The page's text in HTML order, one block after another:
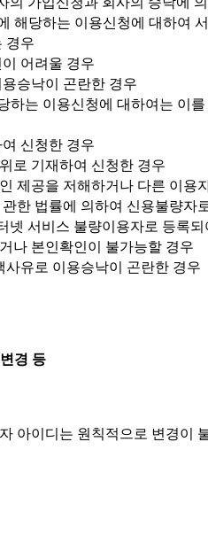
해당하는 이용신청에 대하여
경우
어려울 경우
승낙이 곤란한 경우
하는 이용신청에 대하여는 이
신청한 경우
로 기재하여 신청한 경우
제공을 저해하거나 다른 이용
한 법률에 의하여 신용불량자
서비스 불량이용자로 등록
나 본인확인이 불가능할 경우
유로 이용승낙이 곤란한 경우
경 등
아이디는 원칙적으로 변경이